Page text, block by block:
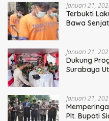
Januari 21,
Terbukti
Bawa
Januari 21,
Dukung
Surabaya
Januari 21,
Plt. Bupati